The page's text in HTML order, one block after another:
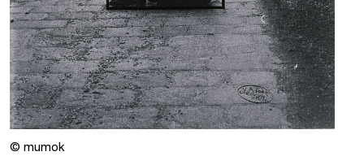
© mumok